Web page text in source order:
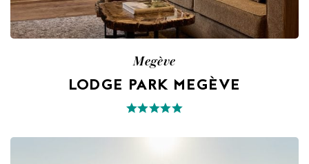
Megève
LODGE PARK MEGÈVE